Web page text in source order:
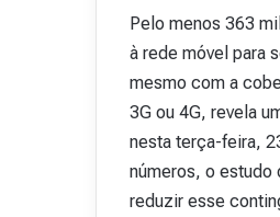
Pelo menos 363
à rede móvel para
mesmo com a
3G ou 4G, revela
nesta terça-feira,
números, o estudo
reduzir esse